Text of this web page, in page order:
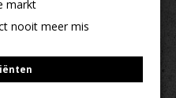
markt
nooit meer mis